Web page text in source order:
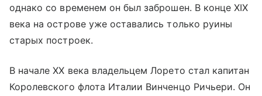
однако со временем он был заброшен. В конце XIX
века на острове уже оставались только руины
старых построек.
В начале XX века владельцем Лорето стал капитан
Королевского флота Италии Винченцо Ричьери. Он